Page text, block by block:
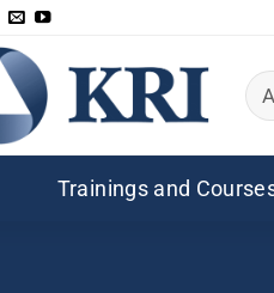
Trainings and